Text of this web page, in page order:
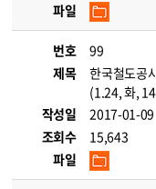
파일
번호
99
제목
한국철도공
(1.24, 화,
작성일
2017-01-09
조회수
15,643
파일